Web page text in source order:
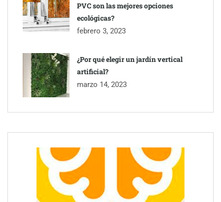
PVC son las mejores opciones
ecológicas?
febrero 3, 2023
¿Por qué elegir un jardín vertical
artificial?
marzo 14, 2023